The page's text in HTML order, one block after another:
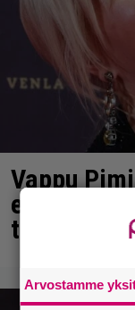
Vappu
eikä yksi
tapahtui
Arvostamme